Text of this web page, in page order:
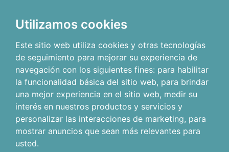
Utilizamos cookies
Este sitio web utiliza cookies y otras tecnologías
de seguimiento para mejorar su experiencia de
navegación con los siguientes fines: para habilitar
la funcionalidad básica del sitio web, para brindar
una mejor experiencia en el sitio web, medir su
interés en nuestros productos y servicios y
personalizar las interacciones de marketing, para
mostrar anuncios que sean más relevantes para
usted.